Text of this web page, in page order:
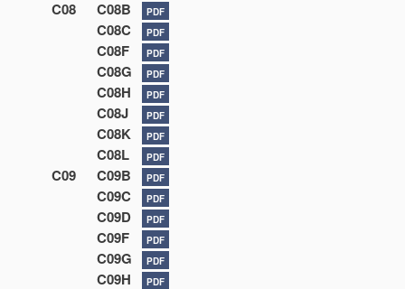
C08 C08B PDF
C08C PDF
C08F PDF
C08G PDF
C08H PDF
C08J PDF
C08K PDF
C08L PDF
C09 C09B PDF
C09C PDF
C09D PDF
C09F PDF
C09G PDF
C09H PDF